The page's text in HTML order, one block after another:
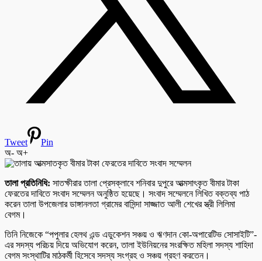
Tweet
Pin
অ- অ+
তালা প্রতিনিধি: সাতক্ষীরার তালা প্রেসক্লাবে শনিবার দুপুরে আত্মসাৎকৃত বীমার টাকা
ফেরতের দাবিতে সংবাদ সম্মেলন অনুষ্ঠিত হয়েছে। সংবাদ সম্মেলনে লিখিত বক্তব্য পাঠ
করেন তালা উপজেলার ডাঙ্গানলতা গ্রামের বাসিন্দা সাজ্জাত আলী শেখের স্ত্রী লিলিমা
বেগম।
তিনি নিজেকে “পপুলার হেলথ এন্ড এডুকেশন সঞ্চয় ও ঋণদান কো-অপারেটিভ সোসাইটি”-
এর সদস্য পরিচয় দিয়ে অভিযোগ করেন, তালা ইউনিয়নের সংরক্ষিত মহিলা সদস্য শাহিদা
বেগম সংস্থাটির মাঠকর্মী হিসেবে সদস্য সংগ্রহ ও সঞ্চয় গ্রহণ করতেন।